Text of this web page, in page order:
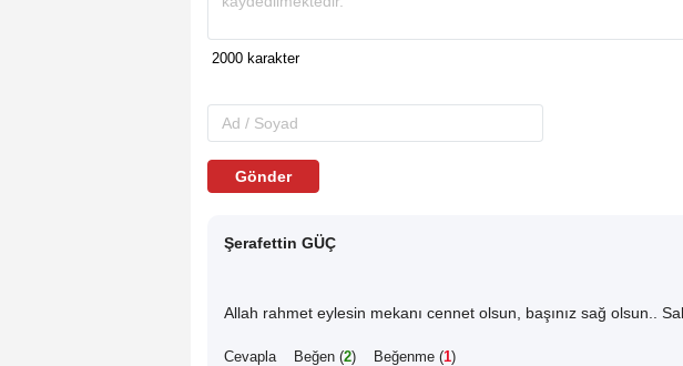
Gönder
Şerafettin GÜÇ
Allah rahmet eylesin mekanı cennet olsun, başınız sağ olsun..
Cevapla Beğen (2) Beğenme (1)